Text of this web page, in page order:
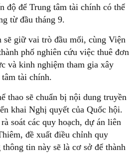
độ để Trung tâm tài chính có thể
từ đầu tháng 9.
sẽ giữ vai trò đầu mối, cùng Viện
phố nghiên cứu việc thuê đơn
và kinh nghiệm tham gia xây
tài chính.
thao sẽ chuẩn bị nội dung truyền
khai Nghị quyết của Quốc hội.
soát các quy hoạch, dự án liên
đề xuất điều chỉnh quy
tin này sẽ là cơ sở để thành